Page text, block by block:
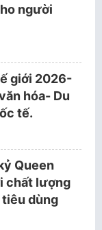
người
giới 2026-
hóa- Du
tế.
Queen
chất lượng
dùng